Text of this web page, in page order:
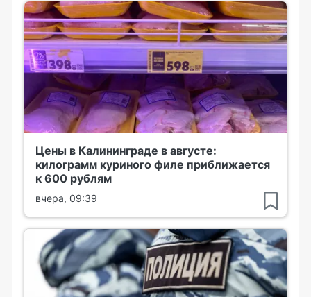
Цены в Калининграде в августе:
килограмм куриного филе приближается
к 600 рублям
вчера, 09:39